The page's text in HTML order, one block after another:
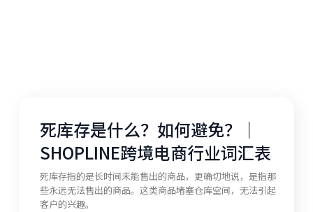
死库存是什么？如何避免？｜
SHOPLINE跨境电商行业词汇表
死库存指的是长时间未能售出的商品，更确切地说，是指那
些永远无法售出的商品。这类商品堵塞仓库空间，无法引起
客户的兴趣。